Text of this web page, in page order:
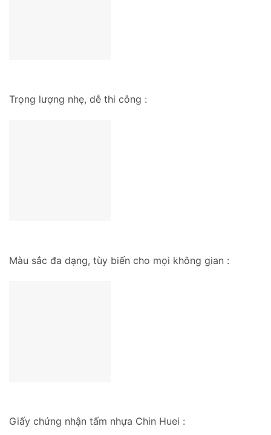
Trọng lượng nhẹ, dễ thi công :
Màu sắc đa dạng, tùy biến cho mọi không gian :
Giấy chứng nhận tấm nhựa Chin Huei :